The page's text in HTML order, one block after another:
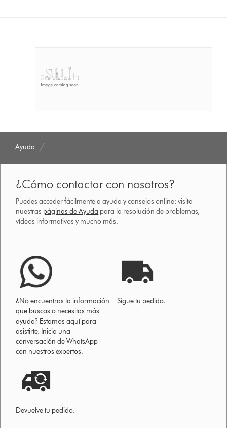
Ayuda
¿Cómo contactar con nosotros?
Puedes acceder fácilmente a ayuda y consejos online: visita
nuestras páginas de Ayuda para la resolución de problemas,
vídeos informativos y mucho más.
¿No encuentras la información
que buscas o necesitas más
ayuda? Estamos aquí para
asistirte. Inicia una
conversación de WhatsApp
con nuestros expertos.
Sigue tu pedido.
Devuelve tu pedido.